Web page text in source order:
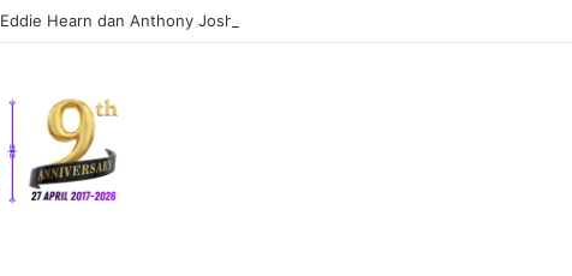
Eddie Hearn dan Anthony Joshua Masih Berjuang agar Duel Lawan Tyson